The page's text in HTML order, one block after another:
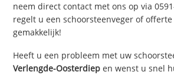
neem direct contact met ons op via
regelt u een schoorsteenveger of
gemakkelijk!
Heeft u een probleem met uw
Verlengde-Oosterdiep en wenst u snel